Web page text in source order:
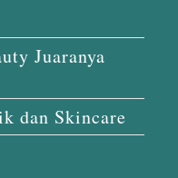
Juaranya
dan Skincare